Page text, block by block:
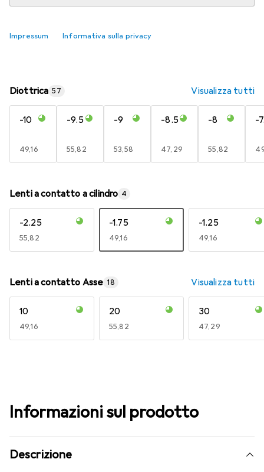
Impressum Informativa sulla privacy
Diottrica 57 Visualizza tutti
-10
EUR
49,16
-9.5
EUR
55,82
-9
EUR
53,58
-8.5
EUR
47,29
-8
EUR
55,82
-
Lenti a contatto a cilindro 4
-2.25
EUR
55,82
-1.75
EUR
49,16
-1.25
EUR
49,16
Lenti a contatto Asse 18 Visualizza tutti
10
EUR
49,16
20
EUR
55,82
30
EUR
47,29
Informazioni sul prodotto
Descrizione